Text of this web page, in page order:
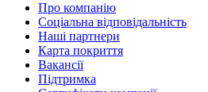
Про компанію
Соціальна відповідальність
Наші партнери
Карта покриття
Вакансії
Підтримка